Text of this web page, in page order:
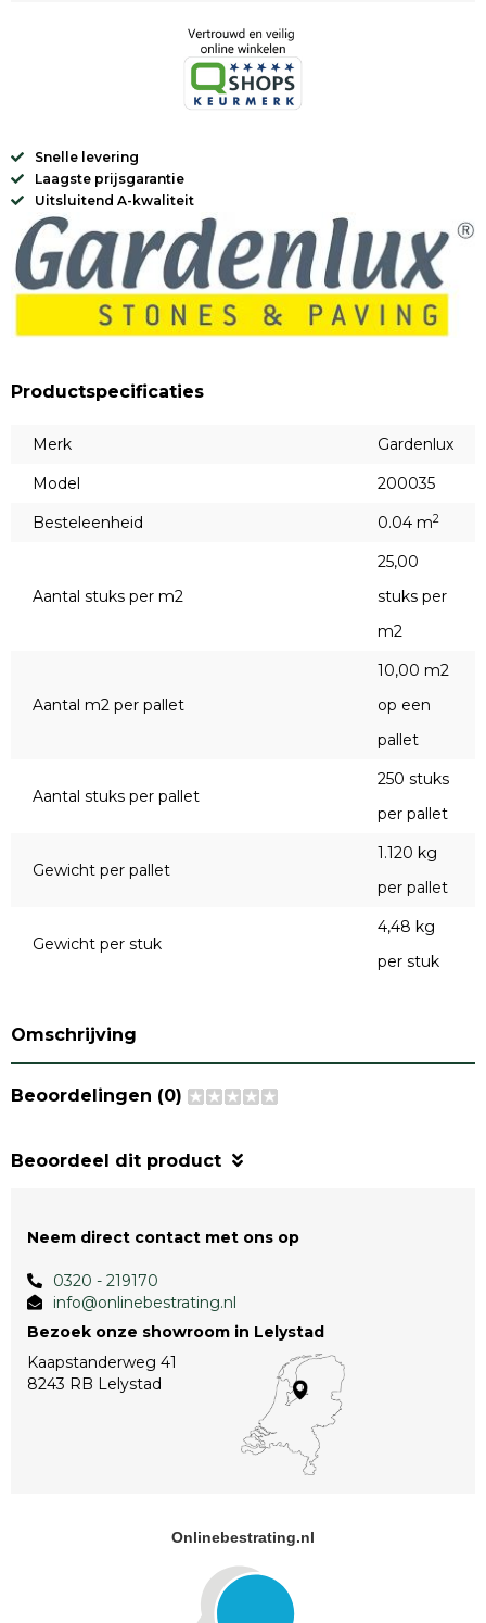
Snelle levering
Laagste prijsgarantie
Uitsluitend A-kwaliteit
Productspecificaties
Merk
Gardenlux
Model
200035
Besteleenheid
0.04 m2
Aantal stuks per m2
25,00
stuks per
m2
Aantal m2 per pallet
10,00 m2
op een
pallet
Aantal stuks per pallet
250 stuks
per pallet
Gewicht per pallet
1.120 kg
per pallet
Gewicht per stuk
4,48 kg
per stuk
Omschrijving
Beoordelingen (0)
Beoordeel dit product
Neem direct contact met ons op
0320 - 219170
info@onlinebestrating.nl
Bezoek onze showroom in Lelystad
Kaapstanderweg 41
8243 RB Lelystad
Onlinebestrating.nl